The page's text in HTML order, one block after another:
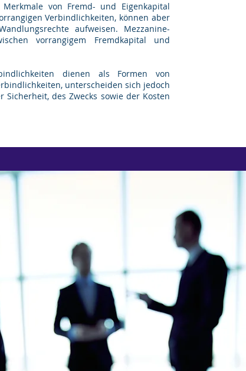
von Fremd- und Eigenkapital
Verbindlichkeiten, können aber
aufweisen. Mezzanine-
vorrangigem Fremdkapital und
dienen als Formen von
unterscheiden sich jedoch
des Zwecks sowie der Kosten